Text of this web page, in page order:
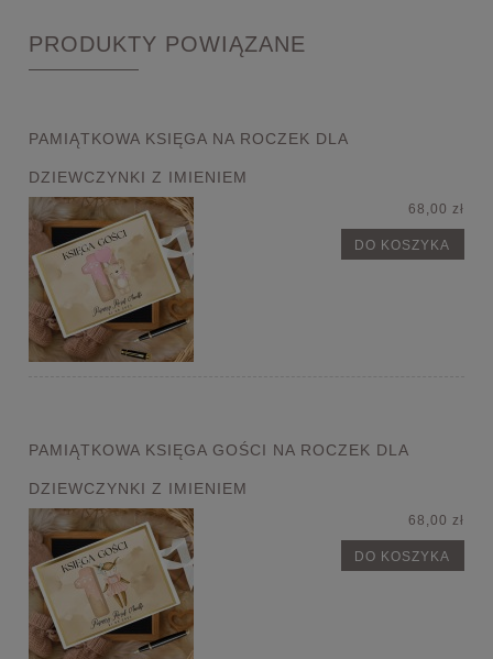
PRODUKTY POWIĄZANE
PAMIĄTKOWA KSIĘGA NA ROCZEK DLA
DZIEWCZYNKI Z IMIENIEM
68,00 zł
DO KOSZYKA
PAMIĄTKOWA KSIĘGA GOŚCI NA ROCZEK DLA
DZIEWCZYNKI Z IMIENIEM
68,00 zł
DO KOSZYKA